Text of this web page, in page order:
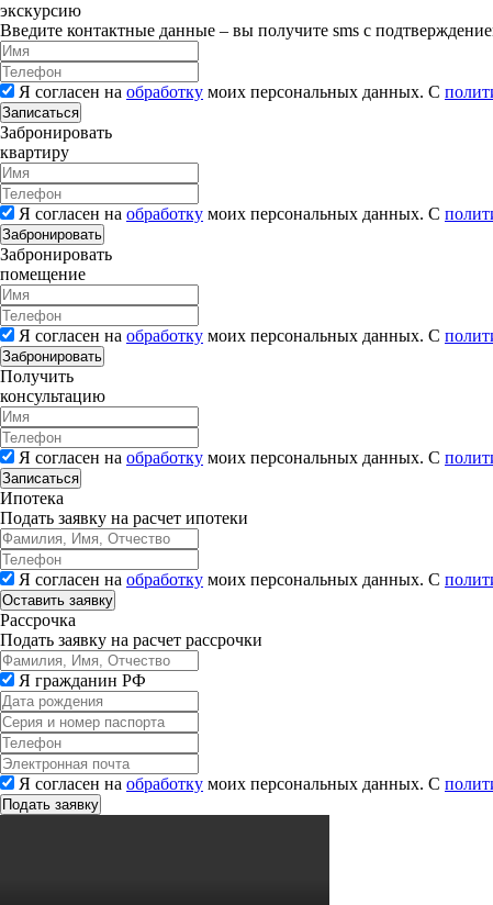
экскурсию
Введите контактные данные – вы получите sms с
Я согласен на обработку моих персональных данных. С
Записаться
Забронировать
квартиру
Я согласен на обработку моих персональных данных. С
Забронировать
Забронировать
помещение
Я согласен на обработку моих персональных данных. С
Забронировать
Получить
консультацию
Я согласен на обработку моих персональных данных. С
Записаться
Ипотека
Подать заявку на расчет ипотеки
Я согласен на обработку моих персональных данных. С
Рассрочка
Подать заявку на расчет рассрочки
Я гражданин РФ
Я согласен на обработку моих персональных данных. С